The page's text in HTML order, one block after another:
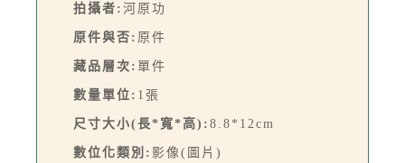
拍攝者: 河原功
原件與否: 原件
藏品層次: 單件
數量單位: 1張
尺寸大小(長*寬*高): 8.8*12cm
數位化類別: 影像(圖片)